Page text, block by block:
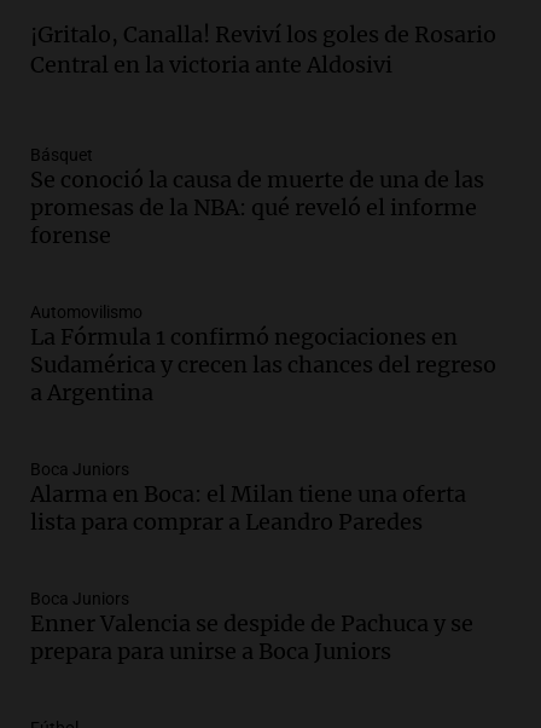
Audio.La justicia reconoce al COVID
como enfermedad laboral tras la muerte
Audio.Aumento de tarifas de luz en San
Luis a partir de agosto por nueva
regulación de la energía
Audio.Gabriela Irrazábal: “Un 35,5% de
la población del país fue a templos a
buscar ayuda el último año”
La Argentina, hoy
Audio.
sobre la muerte del kitesurfista en
Santa Fe.
Audio.
José Roccuzzo, cortes de carne y
compras de Antonella: bromas en
Rosario.
¡Gritalo, Canalla! Reviví los goles de Rosario
Central en la victoria ante Aldosivi
Básquet
Se conoció la causa de muerte de una de las
promesas de la NBA: qué reveló el informe
forense
Automovilismo
La Fórmula 1 confirmó negociaciones en
Sudamérica y crecen las chances del regreso
a Argentina
Boca Juniors
Alarma en Boca: el Milan tiene una oferta
lista para comprar a Leandro Paredes
Boca Juniors
Enner Valencia se despide de Pachuca y se
prepara para unirse a Boca Juniors